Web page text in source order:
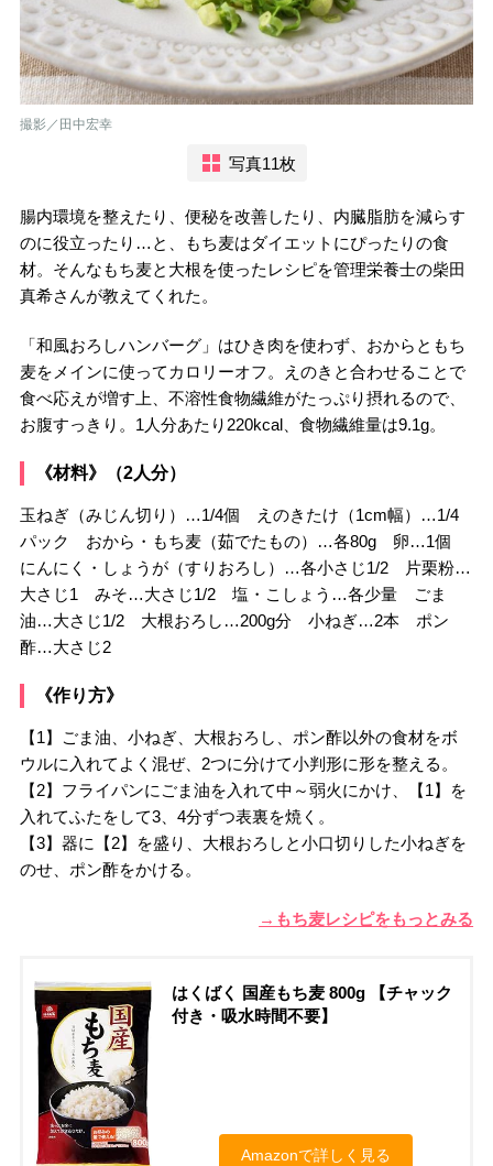
撮影／田中宏幸
写真11枚
腸内環境を整えたり、便秘を改善したり、内臓脂肪を減らす
のに役立ったり…と、もち麦はダイエットにぴったりの食
材。そんなもち麦と大根を使ったレシピを管理栄養士の柴田
真希さんが教えてくれた。
「和風おろしハンバーグ」はひき肉を使わず、おからともち
麦をメインに使ってカロリーオフ。えのきと合わせることで
食べ応えが増す上、不溶性食物繊維がたっぷり摂れるので、
お腹すっきり。1人分あたり220kcal、食物繊維量は9.1g。
《材料》（2人分）
玉ねぎ（みじん切り）…1/4個 えのきたけ（1cm幅）…1/4
パック おから・もち麦（茹でたもの）…各80g 卵…1個
にんにく・しょうが（すりおろし）…各小さじ1/2 片栗粉…
大さじ1 みそ…大さじ1/2 塩・こしょう…各少量 ごま
油…大さじ1/2 大根おろし…200g分 小ねぎ…2本 ポン
酢…大さじ2
《作り方》
【1】ごま油、小ねぎ、大根おろし、ポン酢以外の食材をボ
ウルに入れてよく混ぜ、2つに分けて小判形に形を整える。
【2】フライパンにごま油を入れて中～弱火にかけ、【1】を
入れてふたをして3、4分ずつ表裏を焼く。
【3】器に【2】を盛り、大根おろしと小口切りした小ねぎを
のせ、ポン酢をかける。
→もち麦レシピをもっとみる
はくばく 国産もち麦 800g 【チャック
付き・吸水時間不要】
Amazonで詳しく見る